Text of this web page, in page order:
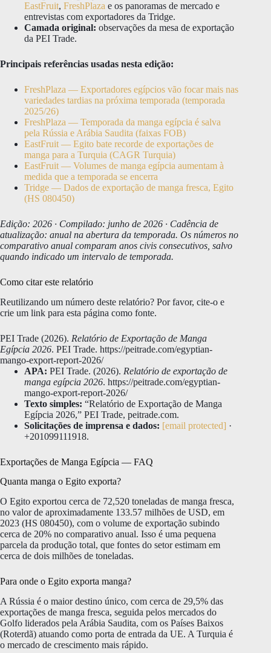
EastFruit, FreshPlaza e os panoramas de mercado e
entrevistas com exportadores da Tridge.
Camada original: observações da mesa de exportação
da PEI Trade.
Principais referências usadas nesta edição:
FreshPlaza — Exportadores egípcios vão focar mais nas
variedades tardias na próxima temporada (temporada
2025/26)
FreshPlaza — Temporada da manga egípcia é salva
pela Rússia e Arábia Saudita (faixas FOB)
EastFruit — Egito bate recorde de exportações de
manga para a Turquia (CAGR Turquia)
EastFruit — Volumes de manga egípcia aumentam à
medida que a temporada se encerra
Tridge — Dados de exportação de manga fresca, Egito
(HS 080450)
Edição: 2026 · Compilado: junho de 2026 · Cadência de
atualização: anual na abertura da temporada. Os números no
comparativo anual comparam anos civis consecutivos, salvo
quando indicado um intervalo de temporada.
Como citar este relatório
Reutilizando um número deste relatório? Por favor, cite-o e
crie um link para esta página como fonte.
PEI Trade (2026). Relatório de Exportação de Manga
Egípcia 2026. PEI Trade. https://peitrade.com/egyptian-
mango-export-report-2026/
APA: PEI Trade. (2026). Relatório de exportação de
manga egípcia 2026. https://peitrade.com/egyptian-
mango-export-report-2026/
Texto simples: “Relatório de Exportação de Manga
Egípcia 2026,” PEI Trade, peitrade.com.
Solicitações de imprensa e dados: [email protected] ·
+201099111918.
Exportações de Manga Egípcia — FAQ
Quanta manga o Egito exporta?
O Egito exportou cerca de 72,520 toneladas de manga fresca,
no valor de aproximadamente 133.57 milhões de USD, em
2023 (HS 080450), com o volume de exportação subindo
cerca de 20% no comparativo anual. Isso é uma pequena
parcela da produção total, que fontes do setor estimam em
cerca de dois milhões de toneladas.
Para onde o Egito exporta manga?
A Rússia é o maior destino único, com cerca de 29,5% das
exportações de manga fresca, seguida pelos mercados do
Golfo liderados pela Arábia Saudita, com os Países Baixos
(Roterdã) atuando como porta de entrada da UE. A Turquia é
o mercado de crescimento mais rápido.